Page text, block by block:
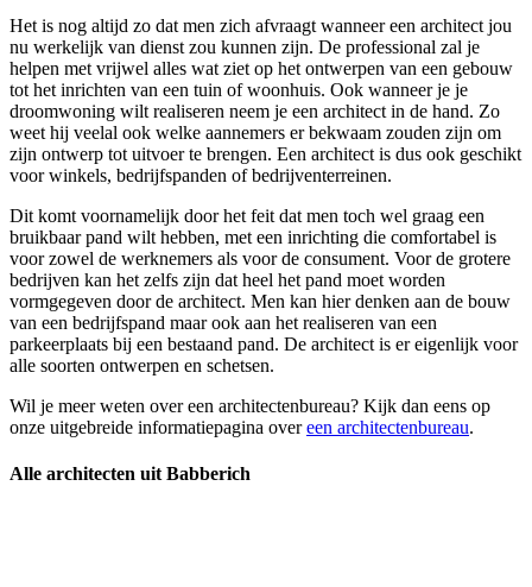
Het is nog altijd zo dat men zich afvraagt wanneer een architect jou
nu werkelijk van dienst zou kunnen zijn. De professional zal je
helpen met vrijwel alles wat ziet op het ontwerpen van een gebouw
tot het inrichten van een tuin of woonhuis. Ook wanneer je je
droomwoning wilt realiseren neem je een architect in de hand. Zo
weet hij veelal ook welke aannemers er bekwaam zouden zijn om
zijn ontwerp tot uitvoer te brengen. Een architect is dus ook geschikt
voor winkels, bedrijfspanden of bedrijventerreinen.
Dit komt voornamelijk door het feit dat men toch wel graag een
bruikbaar pand wilt hebben, met een inrichting die comfortabel is
voor zowel de werknemers als voor de consument. Voor de grotere
bedrijven kan het zelfs zijn dat heel het pand moet worden
vormgegeven door de architect. Men kan hier denken aan de bouw
van een bedrijfspand maar ook aan het realiseren van een
parkeerplaats bij een bestaand pand. De architect is er eigenlijk voor
alle soorten ontwerpen en schetsen.
Wil je meer weten over een architectenbureau? Kijk dan eens op
onze uitgebreide informatiepagina overeen architectenbureau.
Alle architecten uit Babberich